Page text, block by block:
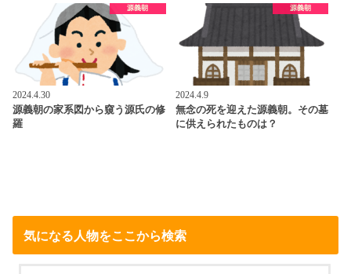
源義朝
2024.4.30
源義朝の家系図から窺う源氏の修
羅
源義朝
2024.4.9
無念の死を迎えた源義朝。その墓
に供えられたものは？
気になる人物をここから検索